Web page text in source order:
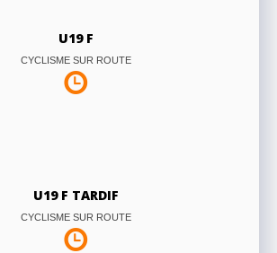
U19 F
CYCLISME SUR ROUTE
U19 F TARDIF
CYCLISME SUR ROUTE